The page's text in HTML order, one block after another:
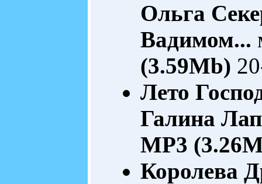
Ольга
Вадимом...
(3.59Mb)
Лето
Галина
MP3
Королева